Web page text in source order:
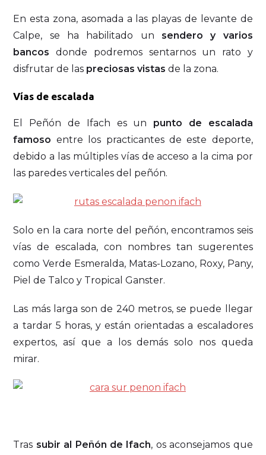
En esta zona, asomada a las playas de levante de
Calpe, se ha habilitado un sendero y varios
bancos donde podremos sentarnos un rato y
disfrutar de las preciosas vistas de la zona.
Vías de escalada
El Peñón de Ifach es un punto de escalada
famoso entre los practicantes de este deporte,
debido a las múltiples vías de acceso a la cima por
las paredes verticales del peñón.
Solo en la cara norte del peñón, encontramos seis
vías de escalada, con nombres tan sugerentes
como Verde Esmeralda, Matas-Lozano, Roxy, Pany,
Piel de Talco y Tropical Ganster.
Las más larga son de 240 metros, se puede llegar
a tardar 5 horas, y están orientadas a escaladores
expertos, así que a los demás solo nos queda
mirar.
Tras subir al Peñón de Ifach, os aconsejamos que